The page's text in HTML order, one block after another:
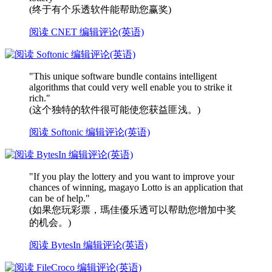
(终于有个乐透软件能帮助您赢奖)
阅读 CNET 编辑评论(英语)
"This unique software bundle contains intelligent
algorithms that could very well enable you to strike it
rich."
(这个独特的软件很可能使您获益匪浅。)
阅读 Softonic 编辑评论(英语)
"If you play the lottery and you want to improve your
chances of winning, magayo Lotto is an application that
can be of help."
(如果您玩彩票，瑪佳優乐透可以帮助您增加中奖
的机会。)
阅读 BytesIn 编辑评论(英语)